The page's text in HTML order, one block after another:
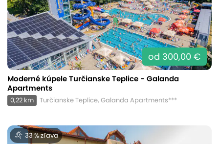
od 300,00 €
Moderné kúpele Turčianske Teplice - Galanda
Apartments
0,22 km Turčianske Teplice, Galanda Apartments***
33 % zľava